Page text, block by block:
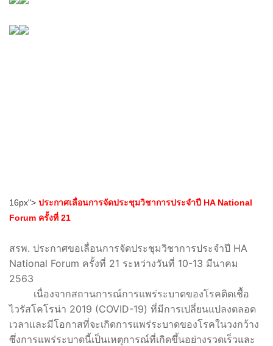
16px"> ประกาศเลื่อนการจัดประชุมวิชาการประจำปี HA National
Forum ครั้งที่ 21
สรพ. ประกาศขอเลื่อนการจัดประชุมวิชาการประจำปี HA
National Forum ครั้งที่ 21 ระหว่างวันที่ 10-13 มีนาคม
2563
เนื่องจากสถานการณ์การแพร่ระบาดของโรคติดเชื้อ
ไวรัสโคโรน่า 2019 (COVID-19) ที่มีการเปลี่ยนแปลงตลอด
เวลาและมีโอกาสที่จะเกิดการแพร่ระบาดของโรคในวงกว้าง
ซึ่งการแพร่ระบาดนี้เป็นเหตุการณ์ที่เกิดขึ้นอย่างรวดเร็วและ